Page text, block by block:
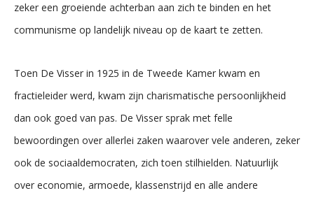
zeker een groeiende achterban aan zich te binden en het
communisme op landelijk niveau op de kaart te zetten.
Toen De Visser in 1925 in de Tweede Kamer kwam en
fractieleider werd, kwam zijn charismatische persoonlijkheid
dan ook goed van pas. De Visser sprak met felle
bewoordingen over allerlei zaken waarover vele anderen, zeker
ook de sociaaldemocraten, zich toen stilhielden. Natuurlijk
over economie, armoede, klassenstrijd en alle andere